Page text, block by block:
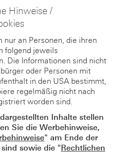
Hinweise /
nur an Personen, die ihren
folgend jeweils
Die Informationen sind nicht
oder Personen mit
in den USA bestimmt,
regelmäßig nicht nach
worden sind.
Inhalte stellen
Sie die Werbehinweise,
" am Ende der
sowie die "Rechtlichen